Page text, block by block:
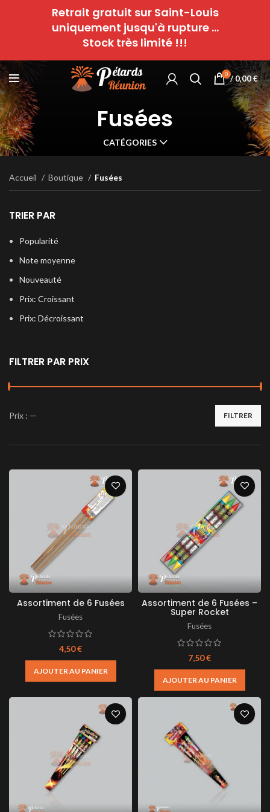
0 /0,00€
Fusées
CATÉGORIES
Accueil Boutique Fusées
TRIER PAR
Popularité
Note moyenne
Nouveauté
Prix: Croissant
Prix: Décroissant
FILTRER PAR PRIX
FILTRER
Prix : —
Assortiment de 6 Fusées
Fusées
4,50€
AJOUTER AU PANIER
Assortiment de 6 Fusées –
Super Rocket
Fusées
7,50€
AJOUTER AU PANIER
Retrait gratuit sur Saint-Louis
uniquement jusqu'à rupture ...
Stock très limité !!!